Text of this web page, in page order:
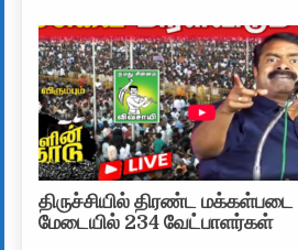
திருச்சியில் திரண்ட
மேடையில் 234 வேட்பாளர்கள்